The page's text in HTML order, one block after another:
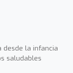
desde la infancia
saludables